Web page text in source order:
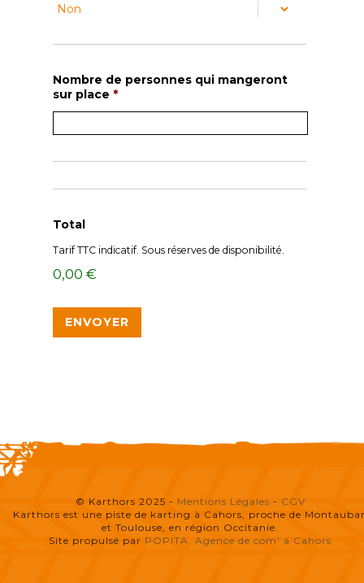
Nombre de personnes qui mangeront
sur place *
Total
Tarif TTC indicatif. Sous réserves de disponibilité.
0,00 €
© Karthors 2025 - Mentions Légales - CGV
Karthors est une piste de karting à Cahors, proche de
et Toulouse, en région Occitanie.
Site propulsé par POPITA, Agence de com' à Cahors